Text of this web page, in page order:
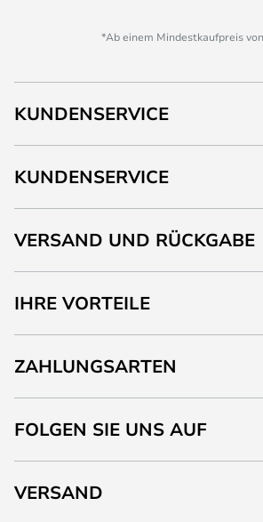
*Ab einem Mindestkaufpreis
KUNDENSERVICE
KUNDENSERVICE
VERSAND UND RÜCKGABE
IHRE VORTEILE
ZAHLUNGSARTEN
FOLGEN SIE UNS AUF
VERSAND